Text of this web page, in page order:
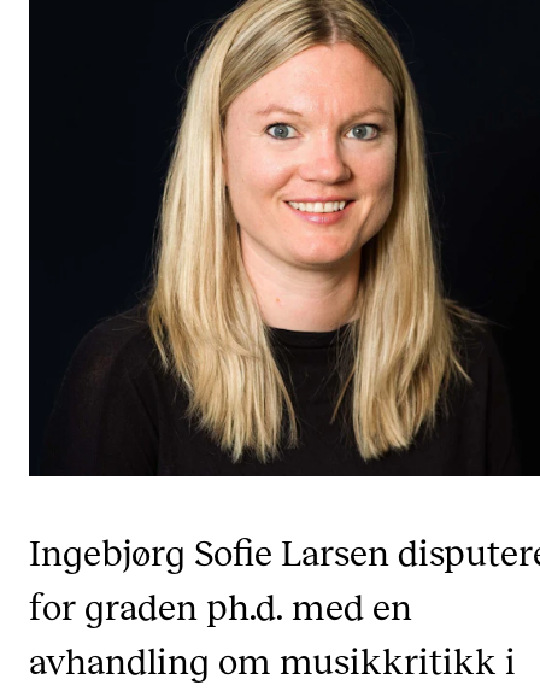
Innkjøp og økonomi
Alle hjelpesider
UNDERVISNING OG STUDENTSTØTTE
Eksamen og vitnemål
Timeplaner og undervisning
Utvikling av studieplaner og kurs
Digitale ressurser for undervisning
Studentenes psykososiale læringsmiljø
FORSKNING OG UTVIKLINGSARBEID
Om FoU på NMH
Ingebjørg Sofie Larsen
for graden ph.d. med en
avhandling om musikkritikk i